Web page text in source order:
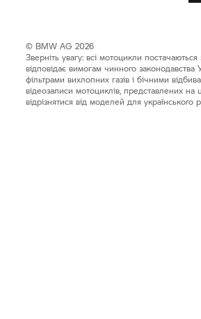
© BMW AG 2026
Зверніть увагу: всі мотоцикли
відповідає вимогам чинного законодавства
фільтрами вихлопних газів і бічними
відеозаписи мотоциклів, представлених на
відрізнятися від моделей для українського